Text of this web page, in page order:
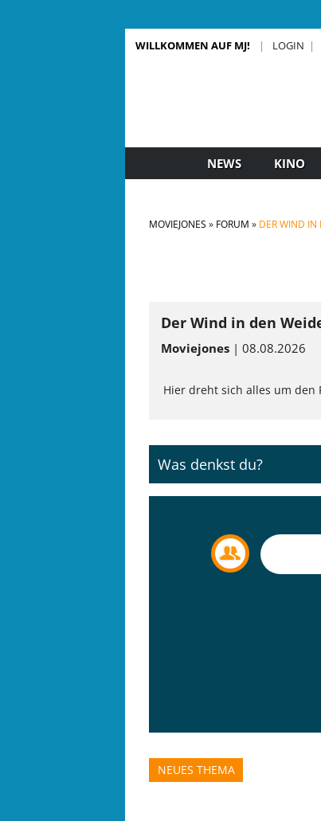
WILLKOMMEN AUF MJ! LOGIN
NEWS KINO
MOVIEJONES FORUM DER WIND
Der Wind in den
Moviejones| 08.08.2026
Hier dreht sich alles um den
Was denkst du?
NEUES THEMA